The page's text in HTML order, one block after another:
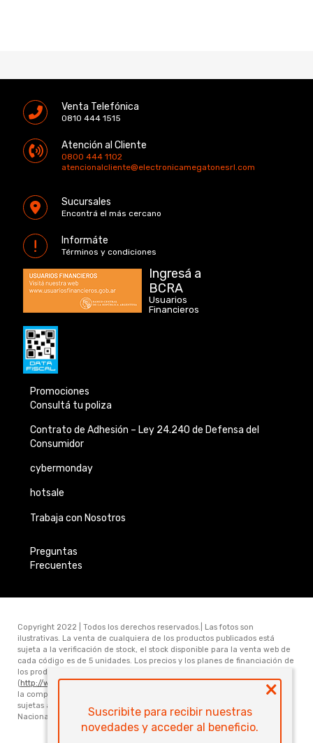
Venta Telefónica
0810 444 1515
Atención al Cliente
0800 444 1102
atencionalcliente@electronicamegatonesrl.com
Sucursales
Encontrá el más cercano
Informáte
Términos y condiciones
Ingresá a
BCRA
Usuarios
Financieros
Promociones
Consultá tu poliza
Contrato de Adhesión – Ley 24.240 de Defensa del
Consumidor
cybermonday
hotsale
Trabaja con Nosotros
Preguntas
Frecuentes
×
Suscribite para recibir nuestras
novedades y acceder al beneficio.
Copyright 2022 | Todos los derechos reservados.| Las fotos son
ilustrativas. La venta de cualquiera de los productos publicados está
sujeta a la verificación de stock, el stock disponible para la venta web de
cada código es de 5 unidades. Los precios y los planes de financiación de
los productos publicados en www.electronicamegatonesrl.com
(http://www.electronicamegatonesrl.com) son válidos únicamente para
la compra online. Las especificaciones técnicas y descripciones están
sujetas a cambios sin previo aviso. Electrónica Megatone S.R.L. Ruta
Nacional Nro 168 Km 473.6 (3000) Santa Fe. Provincia de Santa Fe